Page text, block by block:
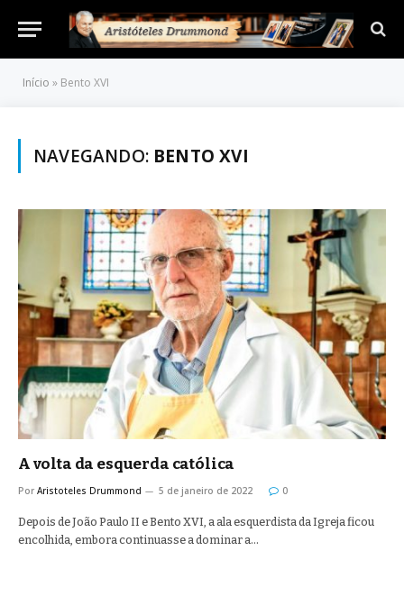
Início » Bento XVI
NAVEGANDO: BENTO XVI
A volta da esquerda católica
Por Aristoteles Drummond 5 de janeiro de 2022 0
Depois de João Paulo II e Bento XVI, a ala esquerdista da Igreja ficou
encolhida, embora continuasse a dominar a…